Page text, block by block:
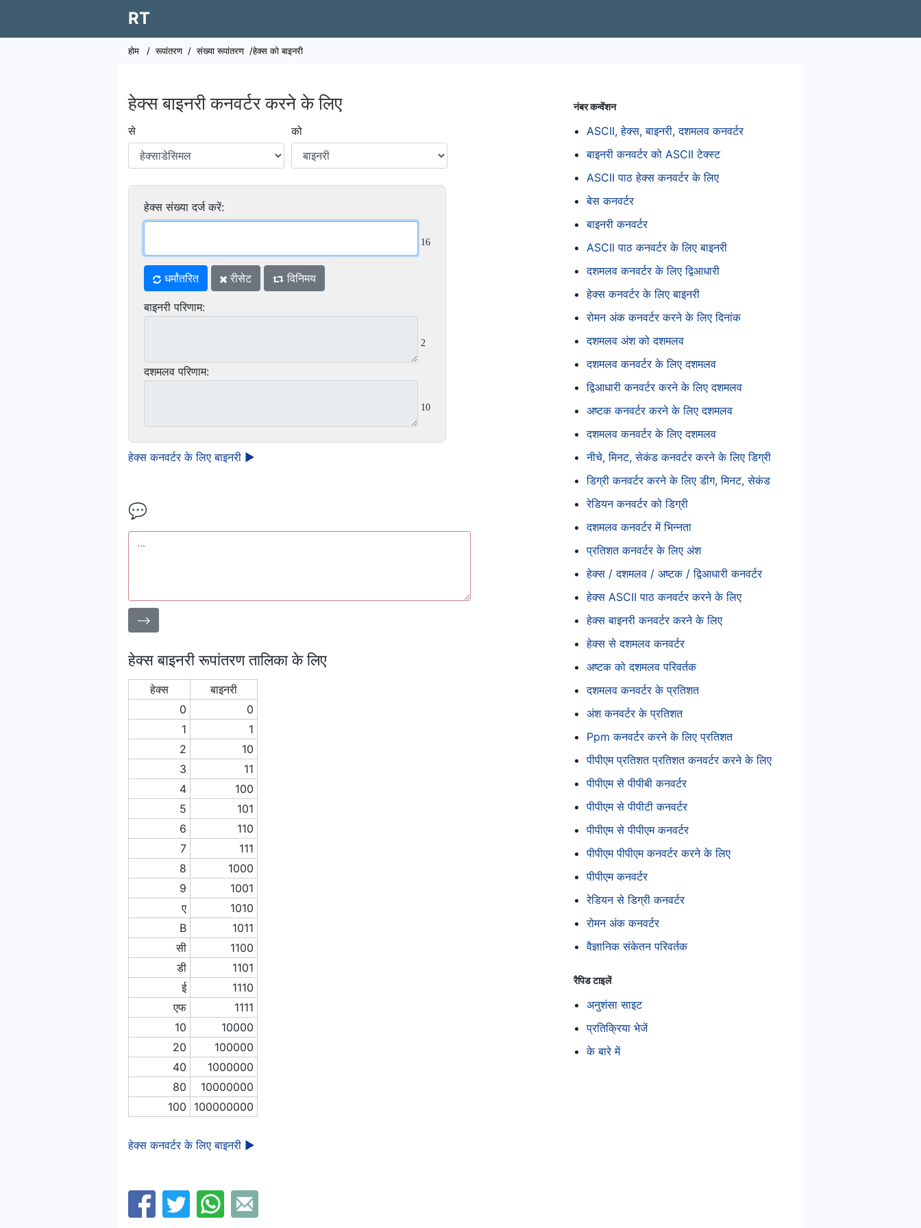
RT
होम / रूपांतरण / संख्या रूपांतरण /हेक्स को बाइनरी
हेक्स बाइनरी कनवर्टर करने के लिए
से को
हेक्स संख्या दर्ज करें:
16
धर्मांतरित रीसेट विनिमय
बाइनरी परिणाम:
2
दशमलव परिणाम:
10
हेक्स कनवर्टर के लिए बाइनरी ►
💬
⟶
हेक्स बाइनरी रूपांतरण तालिका के लिए
हेक्स
बाइनरी
0
0
1
1
2
10
3
11
4
100
5
101
6
110
7
111
8
1000
9
1001
ए
1010
B
1011
सी
1100
डी
1101
ई
1110
एफ
1111
10
10000
20
100000
40
1000000
80
10000000
100
100000000
हेक्स कनवर्टर के लिए बाइनरी ►
नंबर कन्वेंशन
ASCII, हेक्स, बाइनरी, दशमलव कनवर्टर
बाइनरी कनवर्टर को ASCII टेक्स्ट
ASCII पाठ हेक्स कनवर्टर के लिए
बेस कनवर्टर
बाइनरी कनवर्टर
ASCII पाठ कनवर्टर के लिए बाइनरी
दशमलव कनवर्टर के लिए द्विआधारी
हेक्स कनवर्टर के लिए बाइनरी
रोमन अंक कनवर्टर करने के लिए दिनांक
दशमलव अंश को दशमलव
दशमलव कनवर्टर के लिए दशमलव
द्विआधारी कनवर्टर करने के लिए दशमलव
अष्टक कनवर्टर करने के लिए दशमलव
दशमलव कनवर्टर के लिए दशमलव
नीचे, मिनट, सेकंड कनवर्टर करने के लिए डिग्री
डिग्री कनवर्टर करने के लिए डीग, मिनट, सेकंड
रेडियन कनवर्टर को डिग्री
दशमलव कनवर्टर में भिन्नता
प्रतिशत कनवर्टर के लिए अंश
हेक्स / दशमलव / अष्टक / द्विआधारी कनवर्टर
हेक्स ASCII पाठ कनवर्टर करने के लिए
हेक्स बाइनरी कनवर्टर करने के लिए
हेक्स से दशमलव कनवर्टर
अष्टक को दशमलव परिवर्तक
दशमलव कनवर्टर के प्रतिशत
अंश कनवर्टर के प्रतिशत
Ppm कनवर्टर करने के लिए प्रतिशत
पीपीएम प्रतिशत प्रतिशत कनवर्टर करने के लिए
पीपीएम से पीपीबी कनवर्टर
पीपीएम से पीपीटी कनवर्टर
पीपीएम से पीपीएम कनवर्टर
पीपीएम पीपीएम कनवर्टर करने के लिए
पीपीएम कनवर्टर
रेडियन से डिग्री कनवर्टर
रोमन अंक कनवर्टर
वैज्ञानिक संकेतन परिवर्तक
रैपिड टाइलें
अनुशंसा साइट
प्रतिक्रिया भेजें
के बारे में